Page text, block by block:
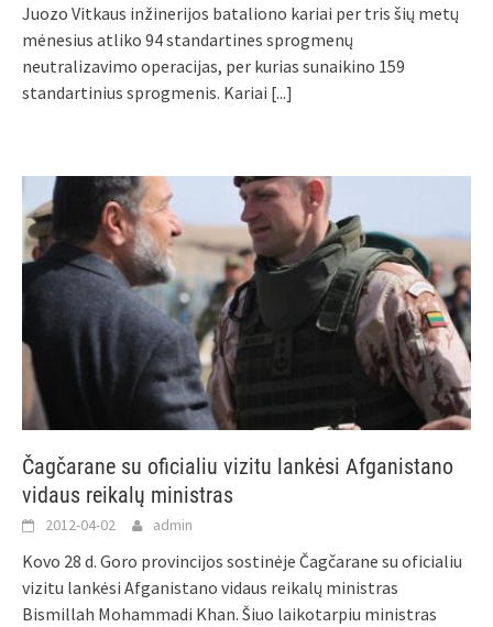
Juozo Vitkaus inžinerijos bataliono kariai per tris šių metų
mėnesius atliko 94 standartines sprogmenų
neutralizavimo operacijas, per kurias sunaikino 159
standartinius sprogmenis. Kariai [...]
Čagčarane su oficialiu vizitu lankėsi Afganistano
vidaus reikalų ministras
2012-04-02 admin
Kovo 28 d. Goro provincijos sostinėje Čagčarane su oficialiu
vizitu lankėsi Afganistano vidaus reikalų ministras
Bismillah Mohammadi Khan. Šiuo laikotarpiu ministras